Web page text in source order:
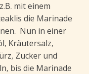
mit einem
die Marinade
Nun in einer
Kräutersalz,
Zucker und
bis die Marinade